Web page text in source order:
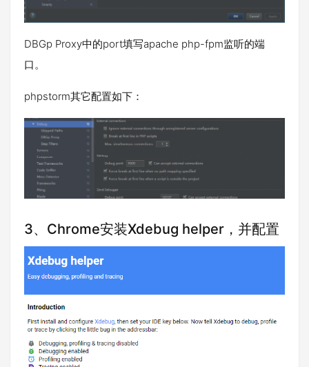
DBGp Proxy中的port填写apache php-fpm监听的端
口。
phpstorm其它配置如下：
3、Chrome安装Xdebug helper，并配置